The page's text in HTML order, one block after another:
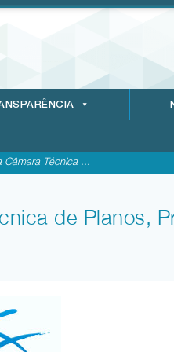
Câmara Técnica ...
de Planos,